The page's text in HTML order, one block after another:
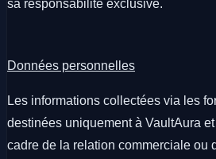
sa responsabilité exclusive.
Données personnelles
Les informations collectées via les
destinées uniquement à VaultAura
cadre de la relation commerciale ou